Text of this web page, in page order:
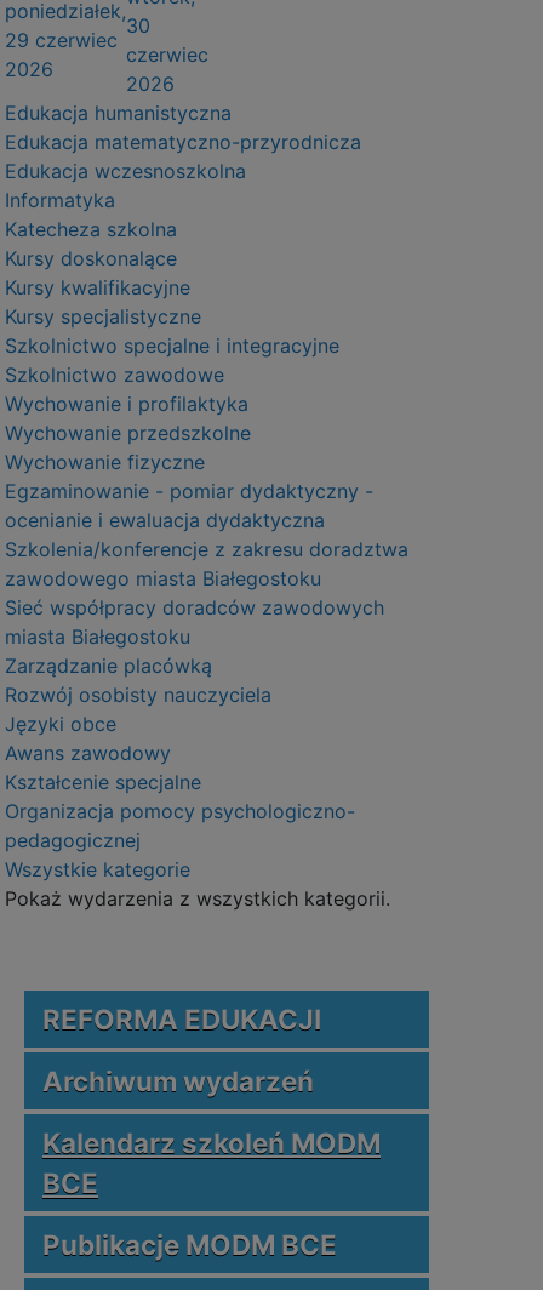
poniedziałek,
29 czerwiec
2026
30
czerwiec
2026
Edukacja humanistyczna
Edukacja matematyczno-przyrodnicza
Edukacja wczesnoszkolna
Informatyka
Katecheza szkolna
Kursy doskonalące
Kursy kwalifikacyjne
Kursy specjalistyczne
Szkolnictwo specjalne i integracyjne
Szkolnictwo zawodowe
Wychowanie i profilaktyka
Wychowanie przedszkolne
Wychowanie fizyczne
Egzaminowanie - pomiar dydaktyczny -
ocenianie i ewaluacja dydaktyczna
Szkolenia/konferencje z zakresu doradztwa
zawodowego miasta Białegostoku
Sieć współpracy doradców zawodowych
miasta Białegostoku
Zarządzanie placówką
Rozwój osobisty nauczyciela
Języki obce
Awans zawodowy
Kształcenie specjalne
Organizacja pomocy psychologiczno-
pedagogicznej
Wszystkie kategorie
Pokaż wydarzenia z wszystkich kategorii.
REFORMA EDUKACJI
Archiwum wydarzeń
Kalendarz szkoleń MODM
BCE
Publikacje MODM BCE